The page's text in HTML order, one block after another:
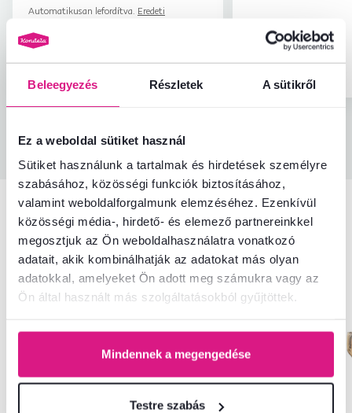
Beleegyezés Részletek A sütikről
Ez a weboldal sütiket használ
Sütiket használunk a tartalmak és hirdetések személyre
szabásához, közösségi funkciók biztosításához,
valamint weboldalforgalmunk elemzéséhez. Ezenkívül
közösségi média-, hirdető- és elemező partnereinkkel
megosztjuk az Ön weboldalhasználatra vonatkozó
adatait, akik kombinálhatják az adatokat más olyan
adatokkal, amelyeket Ön adott meg számukra vagy az
Ön által használt más szolgáltatásokból gyűjtöttek.
Mindennek a megengedése
Testre szabás
pontosan ilyent szerettünk volna, nem
fehéret. Valószínűleg leginkább egy
gyerekszobába való. De tudd, hogy ez
csak egy alap...
Automatikusan lefordítva. Eredeti
Igazolt
Hasznos
Minden értékelés
Hasonló termékek
Utolsó darabok Utolsó darabok